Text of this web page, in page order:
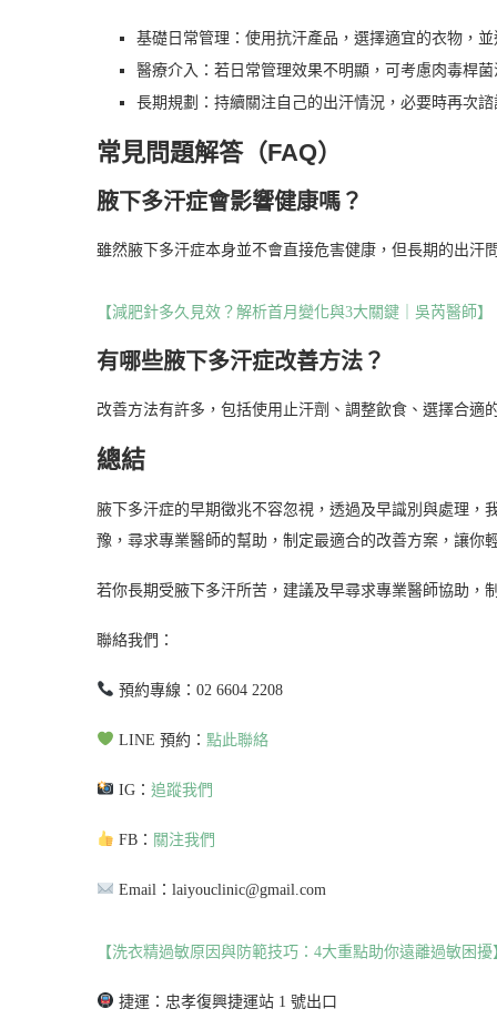
基礎日常管理：使用抗汗產品，選擇適宜的衣物，
醫療介入：若日常管理效果不明顯，可考慮肉毒桿
長期規劃：持續關注自己的出汗情況，必要時再次
常見問題解答（FAQ）
腋下多汗症會影響健康嗎？
雖然腋下多汗症本身並不會直接危害健康，但長期的出
【減肥針多久見效？解析首月變化與3大關鍵｜吳芮醫師】
有哪些腋下多汗症改善方法？
改善方法有許多，包括使用止汗劑、調整飲食、選擇合
總結
腋下多汗症的早期徵兆不容忽視，透過及早識別與處理
豫，尋求專業醫師的幫助，制定最適合的改善方案，讓你
若你長期受腋下多汗所苦，建議及早尋求專業醫師協助，
聯絡我們：
預約專線：02 6604 2208
LINE 預約： 點此聯絡
IG： 追蹤我們
FB： 關注我們
Email：laiyouclinic@gmail.com
【洗衣精過敏原因與防範技巧：4大重點助你遠離過敏困擾
捷運：忠孝復興捷運站 1 號出口